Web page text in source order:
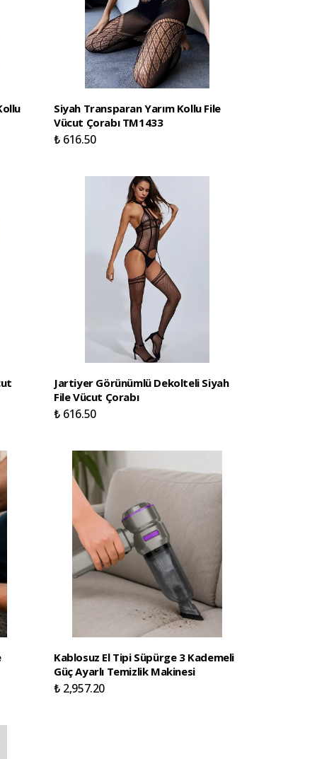
Siyah Transparan Yarım Kollu File
Vücut Çorabı TM1433
₺ 616.50
Jartiyer Görünümlü Dekolteli Siyah
File Vücut Çorabı
₺ 616.50
Kablosuz El Tipi Süpürge 3 Kademeli
Güç Ayarlı Temizlik Makinesi
₺ 2,957.20